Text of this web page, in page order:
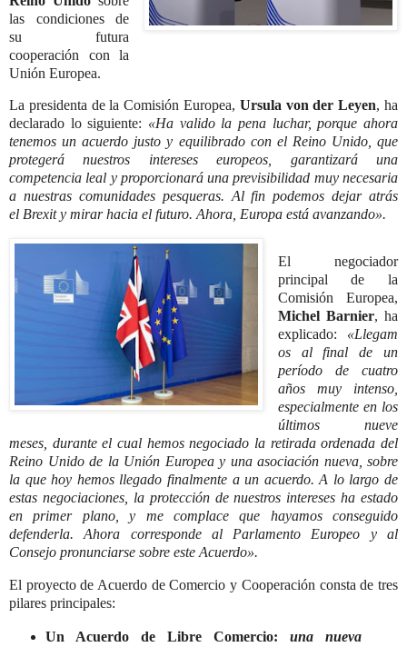
las condiciones de
su futura
cooperación con la
Unión Europea.
La presidenta de la Comisión Europea, Ursula von der Leyen, ha
declarado lo siguiente: «Ha valido la pena luchar, porque ahora
tenemos un acuerdo justo y equilibrado con el Reino Unido, que
protegerá nuestros intereses europeos, garantizará una
competencia leal y proporcionará una previsibilidad muy necesaria
a nuestras comunidades pesqueras. Al fin podemos dejar atrás
el Brexity mirar hacia el futuro. Ahora, Europa está avanzando».
El negociador
principal de la
Comisión Europea,
Michel Barnier, ha
explicado: «Llegam
os al final de un
período de cuatro
años muy intenso,
especialmente en los
últimos nueve
meses, durante el cual hemos negociado la retirada ordenada del
Reino Unido de la Unión Europea y una asociación nueva, sobre
la que hoy hemos llegado finalmente a un acuerdo. A lo largo de
estas negociaciones, la protección de nuestros intereses ha estado
en primer plano, y me complace que hayamos conseguido
defenderla. Ahora corresponde al Parlamento Europeo y al
Consejo pronunciarse sobre este Acuerdo».
El proyecto de Acuerdo de Comercio y Cooperación consta de tres
pilares principales:
Un Acuerdo de Libre Comercio:
una nueva